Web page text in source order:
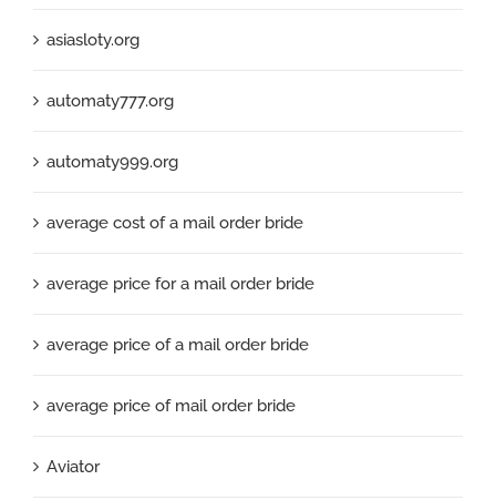
asiasloty.org
automaty777.org
automaty999.org
average cost of a mail order bride
average price for a mail order bride
average price of a mail order bride
average price of mail order bride
Aviator